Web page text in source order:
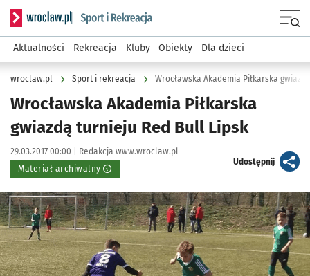
Serwis informacyjny wroclaw.pl podserwis: Sport i rekreacja
Aktualności Rekreacja Kluby Obiekty Dla dzieci
wroclaw.pl Sport i rekreacja Wrocławska Akademia Piłkarska
Wrocławska Akademia Piłkarska
gwiazdą turnieju Red Bull Lipsk
Data publikacji:
29.03.2017 00:00 | Autor:
Redakcja www.wroclaw.pl
Materiał archiwalny
Udostępnijartykuł
Kliknij, aby powiększyć